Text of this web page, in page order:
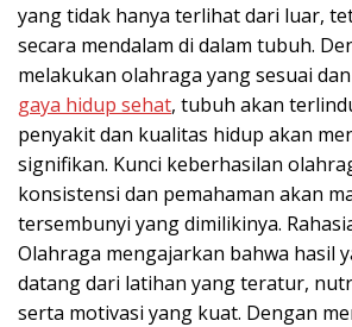
yang tidak hanya terlihat dari luar,
secara mendalam di dalam tubuh.
melakukan olahraga yang sesuai
gaya hidup sehat, tubuh akan
penyakit dan kualitas hidup akan
signifikan. Kunci keberhasilan
konsistensi dan pemahaman akan
tersembunyi yang dimilikinya.
Olahraga mengajarkan bahwa hasil
datang dari latihan yang teratur,
serta motivasi yang kuat. Dengan